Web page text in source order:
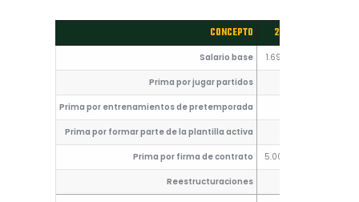
CONCEPTO 2020
Salario base 1.690.000
Prima por jugar partidos
Prima por entrenamientos de pretemporada
Prima por formar parte de la plantilla activa
Prima por firma de contrato 5.000.000
Reestructuraciones